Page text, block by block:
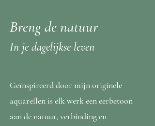
Breng de natuur
In je dagelijkse leven
Geïnspireerd door mijn originele
aquarellen is elk werk een eerbetoon
aan de natuur, verbinding en